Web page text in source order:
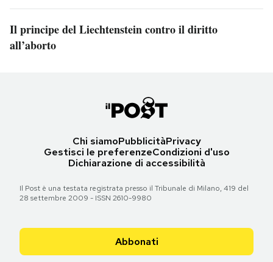
Il principe del Liechtenstein contro il diritto
all’aborto
Chi siamoPubblicitàPrivacy
Gestisci le preferenzeCondizioni d'uso
Dichiarazione di accessibilità
Il Post è una testata registrata presso il Tribunale di Milano, 419 del
28 settembre 2009 - ISSN 2610-9980
Abbonati